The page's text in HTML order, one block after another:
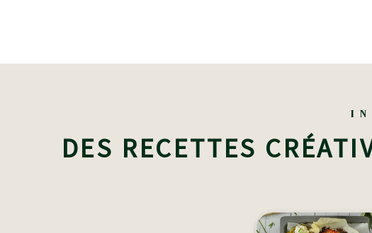
DES RECETTES